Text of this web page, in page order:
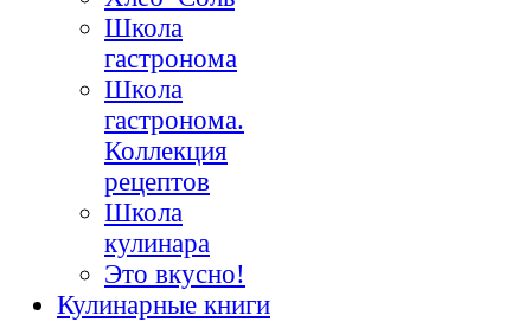
Школа
гастронома
Школа
гастронома.
Коллекция
рецептов
Школа
кулинара
Это вкусно!
Кулинарные книги